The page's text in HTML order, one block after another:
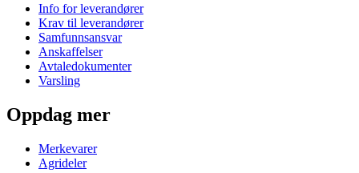
Info for leverandører
Krav til leverandører
Samfunnsansvar
Anskaffelser
Avtaledokumenter
Varsling
Oppdag mer
Merkevarer
Agrideler